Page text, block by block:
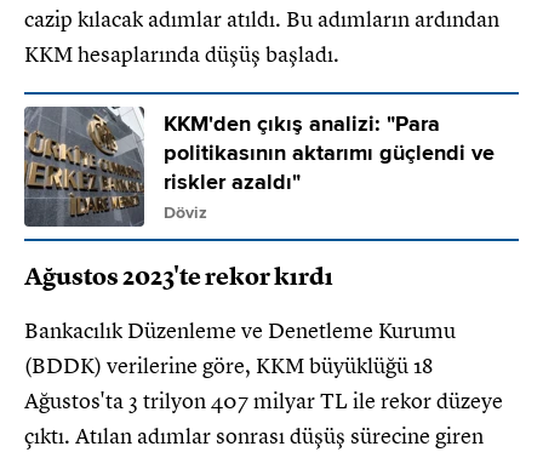
cazip kılacak adımlar atıldı. Bu adımların ardından
KKM hesaplarında düşüş başladı.
KKM'den çıkış analizi: "Para
politikasının aktarımı güçlendi ve
riskler azaldı"
Döviz
Ağustos 2023'te rekor kırdı
Bankacılık Düzenleme ve Denetleme Kurumu
(BDDK) verilerine göre, KKM büyüklüğü 18
Ağustos'ta 3 trilyon 407 milyar TL ile rekor düzeye
çıktı. Atılan adımlar sonrası düşüş sürecine giren